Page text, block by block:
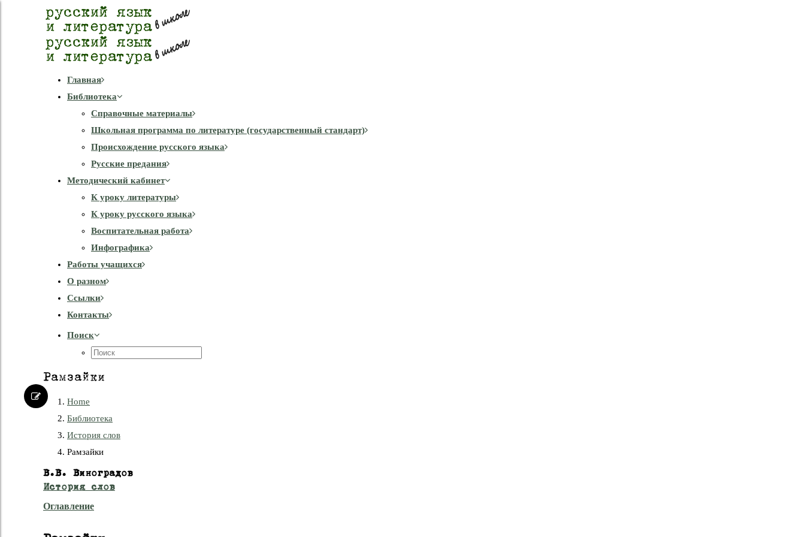
Главная
Библиотека
Справочные материалы
Школьная программа по литературе (государственный стандарт)
Происхождение русского языка
Русские предания
Методический кабинет
К уроку литературы
К уроку русского языка
Воспитательная работа
Инфографика
Работы учащихся
О разном
Cсылки
Контакты
Поиск
Рамзайки
Home
Библиотека
История слов
Рамзайки
В.В. Виноградов
История слов
Оглавление